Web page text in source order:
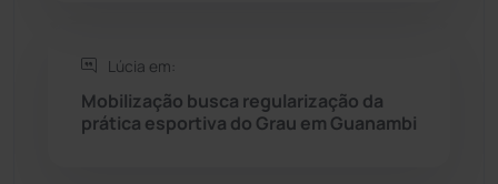
Tanque Novo
Tecnologia (12)
Lúcia em:
Mobilização busca regularização da
prática esportiva do Grau em Guanambi